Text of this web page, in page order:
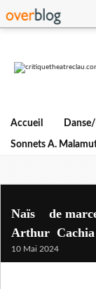
Accueil
Sonnets A.
Naïs de
Arthur Cachia
10 Mai 2024